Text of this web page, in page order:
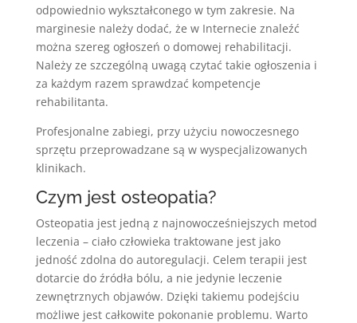
odpowiednio wykształconego w tym zakresie. Na
marginesie należy dodać, że w Internecie znaleźć
można szereg ogłoszeń o domowej rehabilitacji.
Należy ze szczególną uwagą czytać takie ogłoszenia i
za każdym razem sprawdzać kompetencje
rehabilitanta.
Profesjonalne zabiegi, przy użyciu nowoczesnego
sprzętu przeprowadzane są w wyspecjalizowanych
klinikach.
Czym jest osteopatia?
Osteopatia jest jedną z najnowocześniejszych metod
leczenia – ciało człowieka traktowane jest jako
jedność zdolna do autoregulacji. Celem terapii jest
dotarcie do źródła bólu, a nie jedynie leczenie
zewnętrznych objawów. Dzięki takiemu podejściu
możliwe jest całkowite pokonanie problemu. Warto